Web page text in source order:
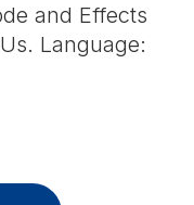
and Effects
Language: